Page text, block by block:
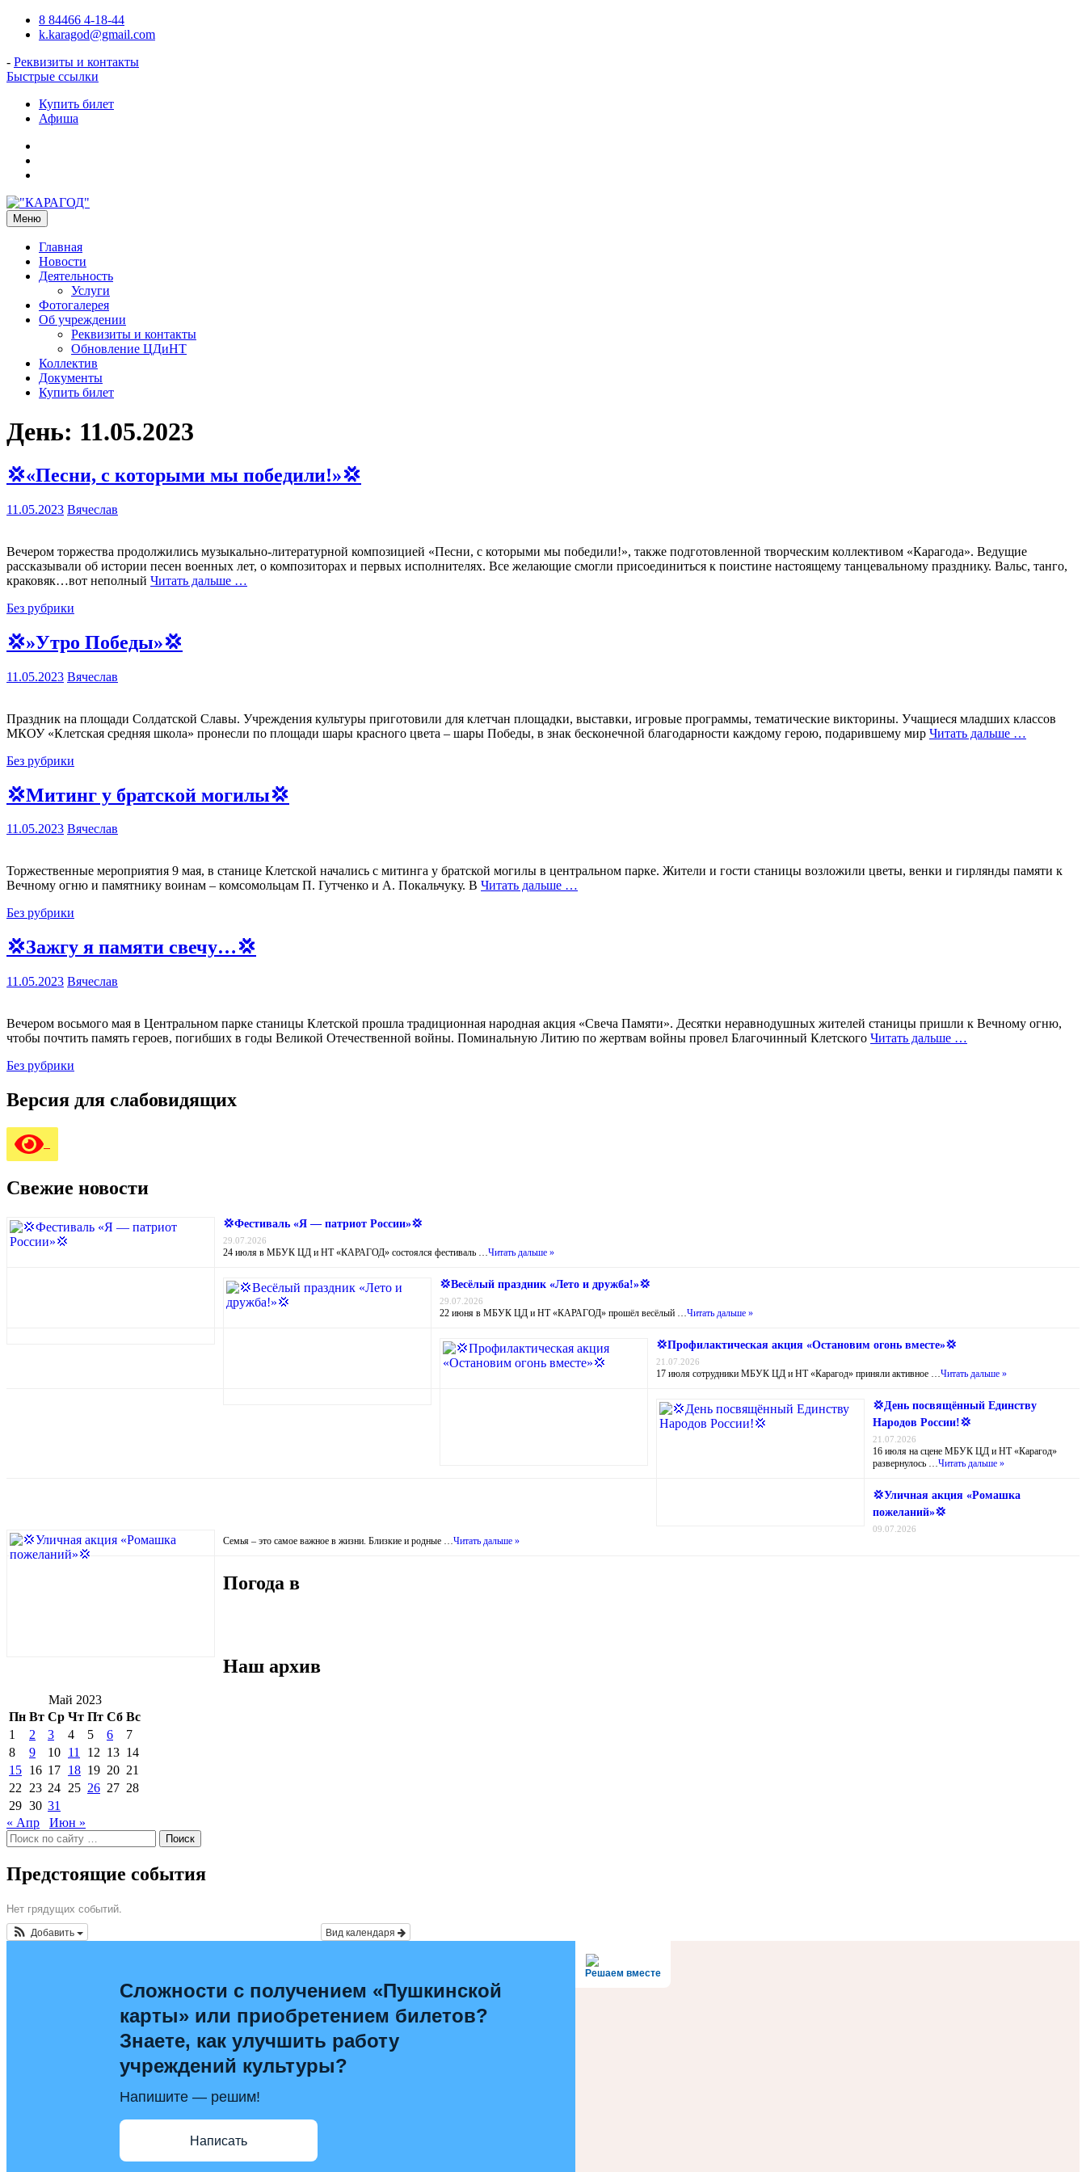
Перейти8 84466 4-18-44
k.karagod@gmail.com
- Реквизиты и контакты
Быстрые ссылки
Купить билет
Афиша
VK
о
нашем
Вами
кинотеатре!
Меню
Главная
Новости
Деятельность
Услуги
Фотогалерея
Об учреждении
Реквизиты и контакты
Обновление ЦДиНТ
Коллектив
Документы
Купить билет
День: 11.05.2023
💢«Песни, с которыми мы победили!»💢
11.05.2023 Вячеслав
Вечером торжества продолжились музыкально-литературной композицией «Песни, с которыми мы победили!», также подготовленной творческим коллективом «Карагода». Ведущие
рассказывали об истории песен военных лет, о композиторах и первых исполнителях. Все желающие смогли присоединиться к поистине настоящему танцевальному празднику. Вальс, танго,
краковяк…вот неполный Читать дальше …
Без рубрики
💢»Утро Победы»💢
11.05.2023 Вячеслав
Праздник на площади Солдатской Славы. Учреждения культуры приготовили для клетчан площадки, выставки, игровые программы, тематические викторины. Учащиеся младших классов
МКОУ «Клетская средняя школа» пронесли по площади шары красного цвета – шары Победы, в знак бесконечной благодарности каждому герою, подарившему мир Читать дальше …
Без рубрики
💢Митинг у братской могилы💢
11.05.2023 Вячеслав
Торжественные мероприятия 9 мая, в станице Клетской начались с митинга у братской могилы в центральном парке. Жители и гости станицы возложили цветы, венки и гирлянды памяти к
Вечному огню и памятнику воинам – комсомольцам П. Гутченко и А. Покальчуку. В Читать дальше …
Без рубрики
💢Зажгу я памяти свечу…💢
11.05.2023 Вячеслав
Вечером восьмого мая в Центральном парке станицы Клетской прошла традиционная народная акция «Свеча Памяти». Десятки неравнодушных жителей станицы пришли к Вечному огню,
чтобы почтить память героев, погибших в годы Великой Отечественной войны. Поминальную Литию по жертвам войны провел Благочинный Клетского Читать дальше …
Без рубрики
Версия для слабовидящих
Свежие новости
💢Фестиваль «Я — патриот России»💢
29.07.2026
24 июля в МБУК ЦД и НТ «КАРАГОД» состоялся фестиваль …Читать дальше »
💢Весёлый праздник «Лето и дружба!»💢
29.07.2026
22 июня в МБУК ЦД и НТ «КАРАГОД» прошёл весёлый …Читать дальше »
💢Профилактическая акция «Остановим огонь вместе»💢
21.07.2026
17 июля сотрудники МБУК ЦД и НТ «Карагод» приняли активное …Читать дальше »
💢День посвящённый Единству
Народов России!💢
21.07.2026
16 июля на сцене МБУК ЦД и НТ «Карагод»
развернулось …Читать дальше »
💢Уличная акция «Ромашка
пожеланий»💢
09.07.2026
Семья – это самое важное в жизни. Близкие и родные …Читать дальше »
Погода в
Наш архив
Май 2023
Пн Вт Ср Чт Пт Сб Вс
1
2 3 4 5 6
7
8
9 10 11 12 13 14
15 16 17 18 19 20 21
22 23 24 25 26 27 28
29 30 31
« Апр
Июн »
Поиск
по:
Предстоящие события
Нет грядущих событий.
Вид календаря
Добавить
Решаем вместе
Сложности с получением «Пушкинской
карты» или приобретением билетов?
Знаете, как улучшить работу
учреждений культуры?
Напишите — решим!
Написать